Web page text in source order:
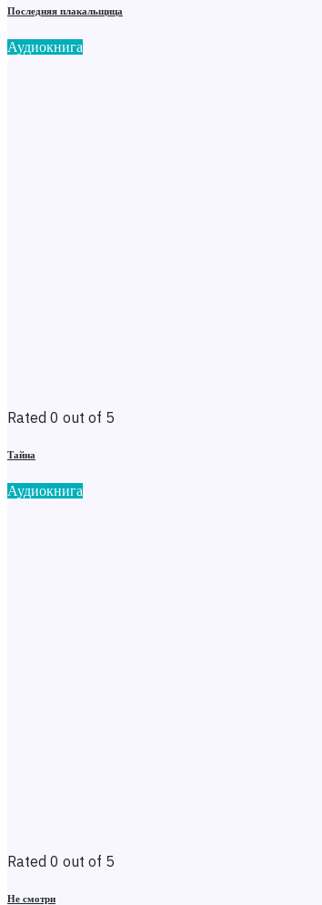
Последняя плакальщица
Аудиокнига
Rated 0 out of 5
Тайна
Аудиокнига
Rated 0 out of 5
Не смотри